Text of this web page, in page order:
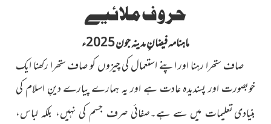
حروف ملائیے
ماہنامہ فیضانِ مدینہ جون 2025ء
صاف ستھرا رہنا اور اپنے استعمال کی چیزوں کو صاف ستھرا رکھنا ایک
خوبصورت اور پسندیدہ عادت ہے اور یہ ہمارے پیارے دینِ اسلام کی
بنیادی تعلیمات میں سے ہے۔صفائی صرف جسم کی نہیں، بلکہ لباس،